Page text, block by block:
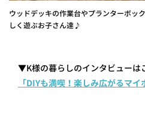
ウッドデッキの作業台やプランターボッ
しく遊ぶお子さん達♪
▼K様の暮らしのインタビューは
「DIYも満喫！楽しみ広がるマイ